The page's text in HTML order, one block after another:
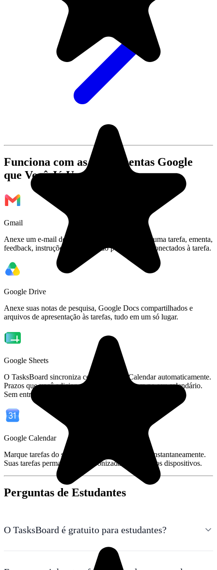
Funciona com as Ferramentas Google
que Você Já Usa
Gmail
Anexe um e-mail do seu professor diretamente a uma tarefa, ementa,
feedback, instruções de submissão permanecem conectados à tarefa.
Google Drive
Anexe suas notas de pesquisa, Google Docs compartilhados e
arquivos de apresentação às tarefas, tudo em um só lugar.
Google Sheets
O TasksBoard sincroniza com o Google Calendar automaticamente.
Prazos que você adiciona no quadro aparecem no seu calendário.
Sem entrada duplicada.
Google Calendar
Marque tarefas do seu celular; o quadro atualiza instantaneamente.
Suas tarefas permanecem sincronizadas em todos os dispositivos.
Perguntas de Estudantes
O TasksBoard é gratuito para estudantes?